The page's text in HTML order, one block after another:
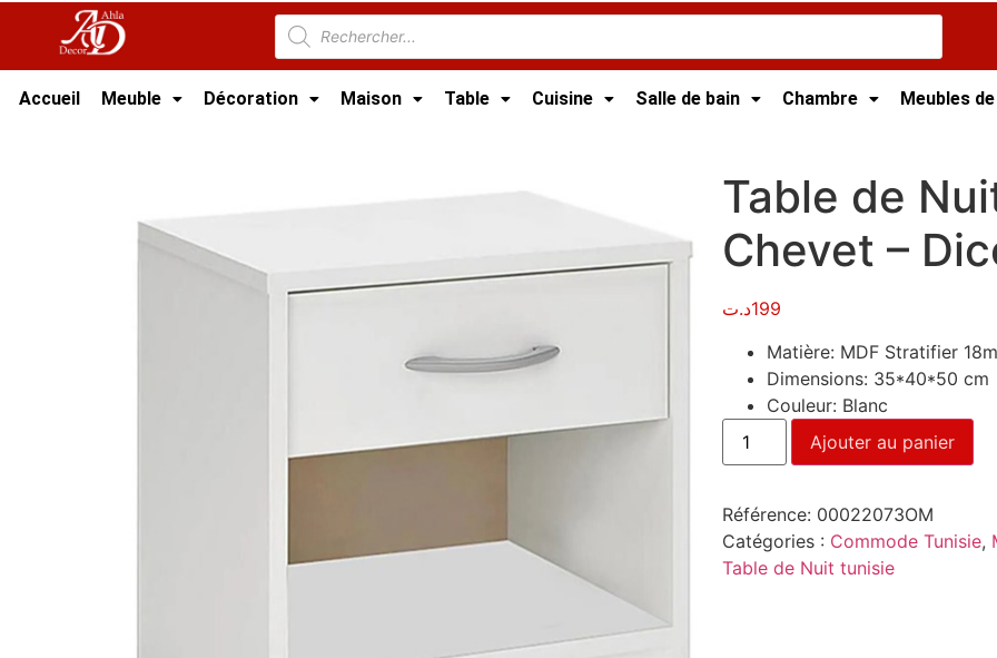
Accueil Meuble Décoration Maison Table Cuisine Salle de bain Chambre Meubles
Table de
Chevet –
199د.ت
Matière: MDF Stratifier
Dimensions: 35*40*50 cm
Couleur: Blanc
Ajouter au panier
Référence: 00022073OM
Catégories : Commode Tunisie,
Table de Nuit tunisie